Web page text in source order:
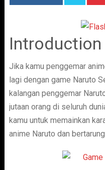
Introduction
Jika kamu penggemar
lagi dengan game Naruto
kalangan penggemar
jutaan orang di seluruh
kamu untuk memainkan
anime Naruto dan